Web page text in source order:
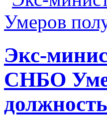
Экс-
СНБО
должность